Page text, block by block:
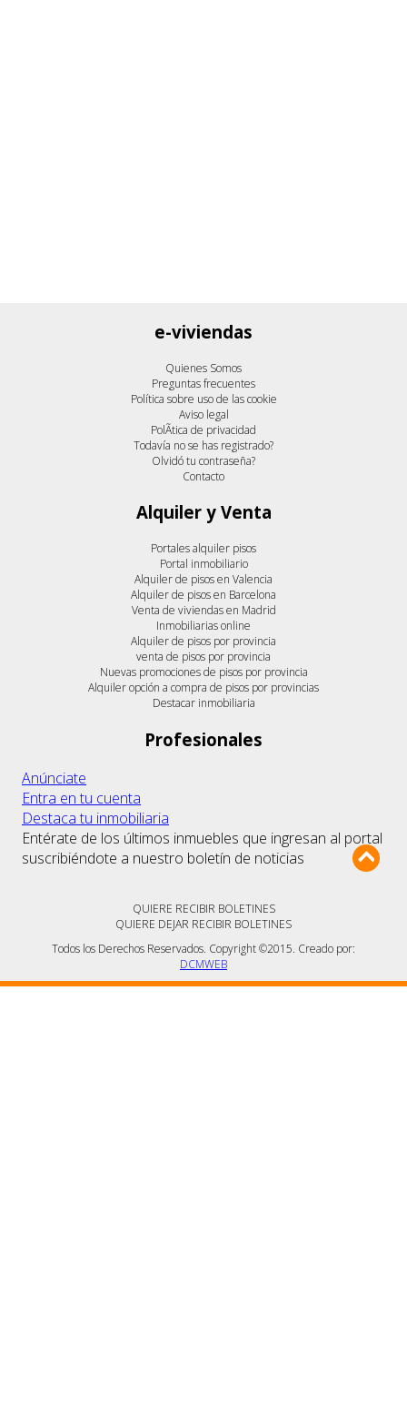
e-viviendas
Quienes Somos
Preguntas frecuentes
Política sobre uso de las cookie
Aviso legal
PolÃ­tica de privacidad
Todavía no se has registrado?
Olvidó tu contraseña?
Contacto
Alquiler y Venta
Portales alquiler pisos
Portal inmobiliario
Alquiler de pisos en Valencia
Alquiler de pisos en Barcelona
Venta de viviendas en Madrid
Inmobiliarias online
Alquiler de pisos por provincia
venta de pisos por provincia
Nuevas promociones de pisos por provincia
Alquiler opción a compra de pisos por provincias
Destacar inmobiliaria
Profesionales
Anúnciate
Entra en tu cuenta
Destaca tu inmobiliaria
Entérate de los últimos inmuebles que ingresan al portal
suscribiéndote a nuestro boletín de noticias
QUIERE RECIBIR BOLETINES
QUIERE DEJAR RECIBIR BOLETINES
Todos los Derechos Reservados. Copyright ©2015. Creado por:
DCMWEB